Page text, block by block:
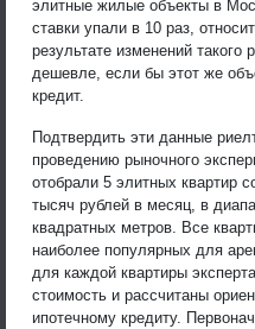
элитные жилые объекты в
ставки упали в 10 раз,
результате изменений
дешевле, если бы этот же
кредит.
Подтвердить эти данные
проведению рыночного
отобрали 5 элитных квартир
тысяч рублей в месяц, в
квадратных метров. Все
наиболее популярных для
для каждой квартиры
стоимость и рассчитаны
ипотечному кредиту.